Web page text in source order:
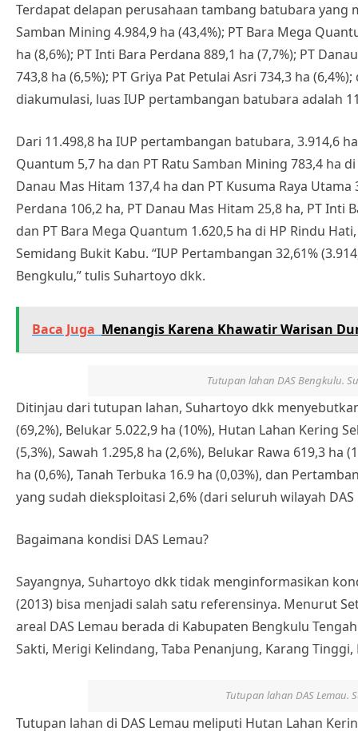
Terdapat delapan perusahaan tambang batubara yang
Samban Mining 4.984,9 ha (43,4%); PT Bara Mega
ha (8,6%); PT Inti Bara Perdana 889,1 ha (7,7%); PT
743,8 ha (6,5%); PT Griya Pat Petulai Asri 734,3 ha
diakumulasi, luas IUP pertambangan batubara adalah
Dari 11.498,8 ha IUP pertambangan batubara, 3.914,6
Quantum 5,7 ha dan PT Ratu Samban Mining 783,4 ha
Danau Mas Hitam 137,4 ha dan PT Kusuma Raya
Perdana 106,2 ha, PT Danau Mas Hitam 25,8 ha, PT Inti
dan PT Bara Mega Quantum 1.620,5 ha di HP Rindu
Semidang Bukit Kabu. “IUP Pertambangan 32,61%
Bengkulu,” tulis Suhartoyo dkk.
Baca Juga Menangis Karena Khawatir Warisan
Tutupan lahan DAS Bengkulu.
Ditinjau dari tutupan lahan, Suhartoyo dkk
(69,2%), Belukar 5.022,9 ha (10%), Hutan Lahan Kering
(5,3%), Sawah 1.295,8 ha (2,6%), Belukar Rawa 619,3 ha
ha (0,6%), Tanah Terbuka 16.9 ha (0,03%), dan
yang sudah dieksploitasi 2,6% (dari seluruh wilayah
Bagaimana kondisi DAS Lemau?
Sayangnya, Suhartoyo dkk tidak menginformasikan
(2013) bisa menjadi salah satu referensinya. Menurut
areal DAS Lemau berada di Kabupaten Bengkulu
Sakti, Merigi Kelindang, Taba Penanjung, Karang
Tutupan lahan DAS Lemau.
Tutupan lahan di DAS Lemau meliputi Hutan Lahan